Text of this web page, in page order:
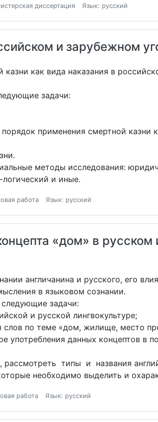
диссертация Язык: русский
и зарубежном
как вида наказания в
задачи:
применения смертной казни
методы исследования:
и иные.
работа Язык: русский
«дом» в русском
англичанина и русского, его
в языковом сознании.
задачи:
и русской лингвокультуре;
слов по теме «дом, жилище, место
употребления данных концептов в
типы и названия
необходимо выделить и
работа Язык: русский